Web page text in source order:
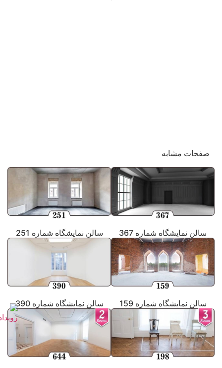
صفحات مشابه
سالن نمایشگاه شماره 367 سالن نمایشگاه شماره 251
سالن نمایشگاه شماره 159 سالن نمایشگاه شماره 390